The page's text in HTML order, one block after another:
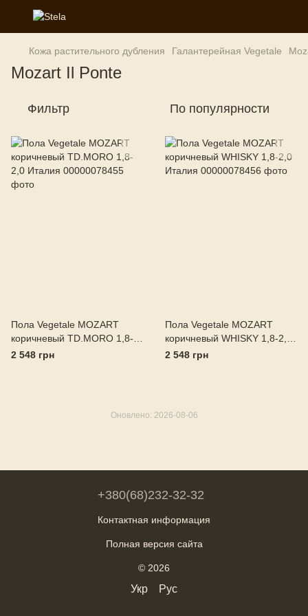
Кожа растительного дубления Галантерейная Vegetale
Mozart Il Ponte
Фильтр По популярности
Пола Vegetale MOZART
коричневый TD.MORO 1,8-
2,0 Италия
2 548 грн
Пола Vegetale MOZART
коричневый WHISKY 1,8-2,0
Италия
2 548 грн
Оновлено: 2026-08-06
+380(68)232-32-32
Контактная информация
Полная версия сайта
© 2026
Укр Рус